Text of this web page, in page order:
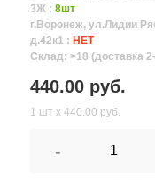
3Ж : 8шт
г.Воронеж, ул.Лидии
д.42к1 : НЕТ
Склад: >18 (доставка
440.00 руб.
1 шт х 440.00 руб.
-